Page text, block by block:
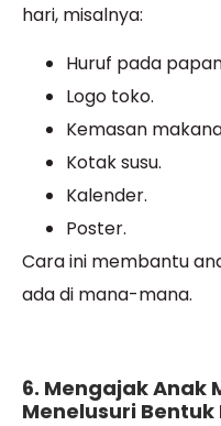
hari, misalnya:
Huruf pada
Logo toko.
Kemasan
Kotak susu.
Kalender.
Poster.
Cara ini membantu
ada di mana-mana.
6. Mengajak Anak
Menelusuri Bentuk